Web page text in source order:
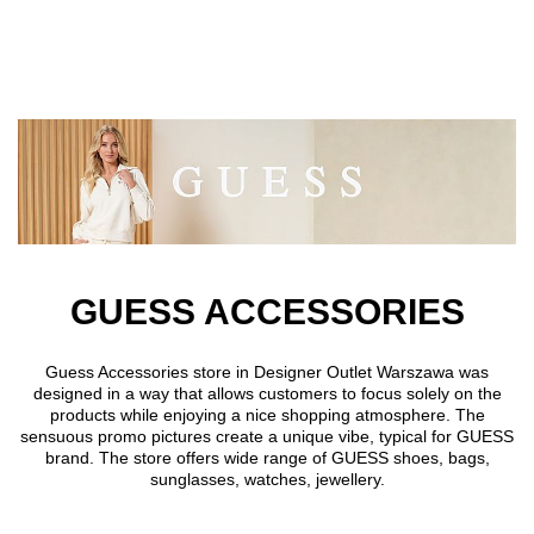
GUESS ACCESSORIES
Guess Accessories store in Designer Outlet Warszawa was
designed in a way that allows customers to focus solely on the
products while enjoying a nice shopping atmosphere. The
sensuous promo pictures create a unique vibe, typical for GUESS
brand. The store offers wide range of GUESS shoes, bags,
sunglasses, watches, jewellery.